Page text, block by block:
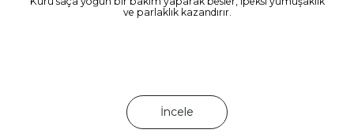
ve parlaklık kazandırır.
İncele